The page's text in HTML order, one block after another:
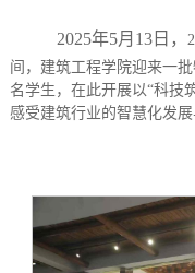
2025年5月13日，
间，建筑工程学院迎来一
名学生，在此开展以“科技
感受建筑行业的智慧化发展